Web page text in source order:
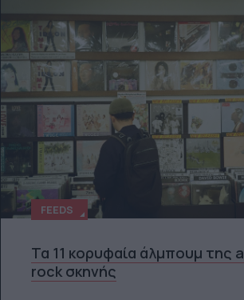
FEEDS
Τα 11 κορυφαία άλμπουμ της
rock σκηνής